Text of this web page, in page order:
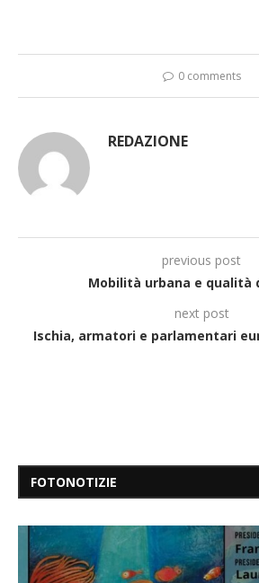
0 comments
REDAZIONE
previous post
Mobilità urbana e qualità
next post
Ischia, armatori e parlamentari
FOTONOTIZIE